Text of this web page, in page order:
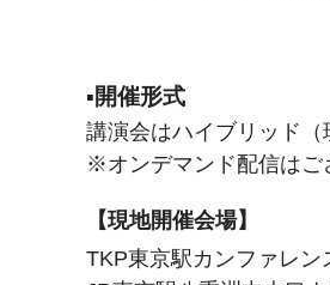
▪開催形式
講演会はハイブリッド（
※オンデマンド配信はご
【現地開催会場】
TKP東京駅カンファレン